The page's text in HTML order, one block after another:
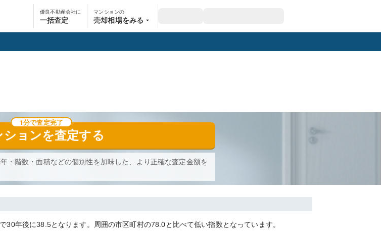
優良不動産会社に
一括査定
マンションの
売却相場をみる
ションを査定する
1分で査定完了
・階数・面積などの個別性を加味した、より正確な査定金額を
30年後に38.5となります。 周囲の市区町村の78.0と比べて低い指数となっています。